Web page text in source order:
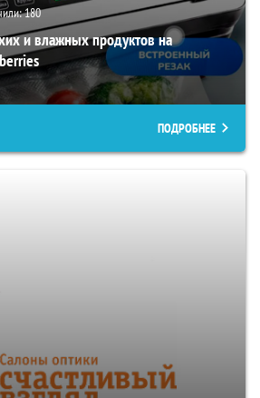
180
и влажных продуктов на
ПОДРОБНЕЕ